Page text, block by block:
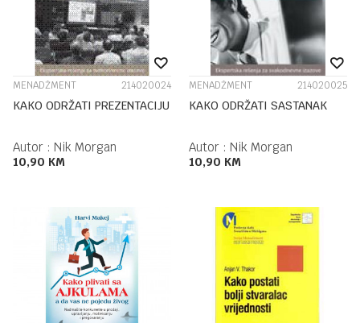
MENADŽMENT 214020024
KAKO ODRŽATI PREZENTACIJU
Autor : Nik Morgan
10,90 KM
MENADŽMENT 214020025
KAKO ODRŽATI SASTANAK
Autor : Nik Morgan
10,90 KM